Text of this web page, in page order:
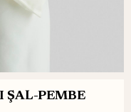
ŞAL-PEMBE